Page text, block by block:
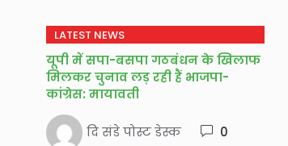
LATEST NEWS
यूपी में सपा-बसपा गठबंधन के खिलाफ
मिलकर चुनाव लड़ रही हैं भाजपा-
कांग्रेस: मायावती
दि संडे पोस्ट डेस्क 0